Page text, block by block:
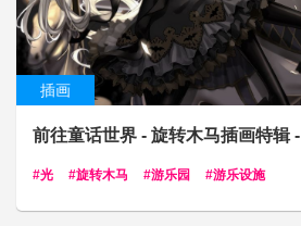
插画
前往童话世界 - 旋转木马插画特辑 -
光 旋转木马 游乐园 游乐设施